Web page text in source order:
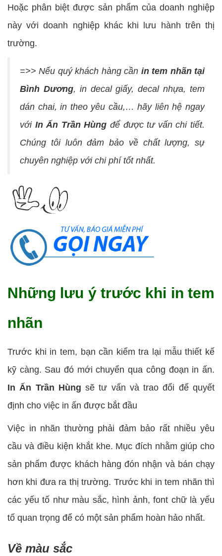
Hoặc phân biệt được sản phẩm của doanh nghiệp
này với doanh nghiệp khác khi lưu hành trên thị
trường.
=>> Nếu quý khách hàng cần in tem nhãn tại
Bình Dương, in decal giấy, decal nhựa, tem
dán chai, in theo yêu cầu,… hãy liên hệ ngay
với In Ấn Trần Hùng để được tư vấn chi tiết.
Chúng tôi luôn đảm bảo về chất lượng, sự
chuyên nghiệp với chi phí tốt nhất.
Những lưu ý trước khi in tem
nhãn
Trước khi in tem, bạn cần kiểm tra lại mẫu thiết kế
kỹ càng. Sau đó mới chuyển qua công đoạn in ấn.
In Ấn Trần Hùng sẽ tư vấn và trao đổi để quyết
định cho việc in ấn được bắt đầu
Việc in nhãn thường phải đảm bảo rất nhiều yêu
cầu và điều kiện khắt khe. Mục đích nhằm giúp cho
sản phẩm được khách hàng đón nhận và bán chạy
hơn khi đưa ra thị trường. Trước khi in tem nhãn thì
các yếu tố như màu sắc, hình ảnh, font chữ là yếu
tố quan trọng để có một sản phẩm hoàn hảo nhất.
Về màu sắc